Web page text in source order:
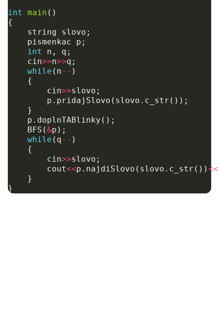
int main ()
{
string
slovo ;
pismenkac
p ;
int
n , q ;
cin>>n>>q ;
while ( n-- )
{
cin>>slovo ;
p . pridajSlovo ( slovo . c_str ());
}
p . doplnTABlinky ();
BFS (&p );
while ( q-- )
{
cin>>slovo ;
cout<<p . najdiSlovo ( slovo . c_str ())<<
}
}